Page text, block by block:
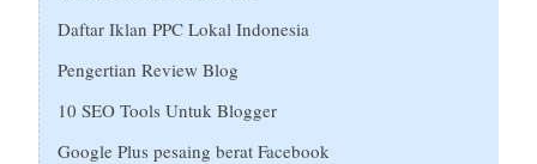
Daftar Iklan PPC Lokal Indonesia
Pengertian Review Blog
10 SEO Tools Untuk Blogger
Google Plus pesaing berat Facebook